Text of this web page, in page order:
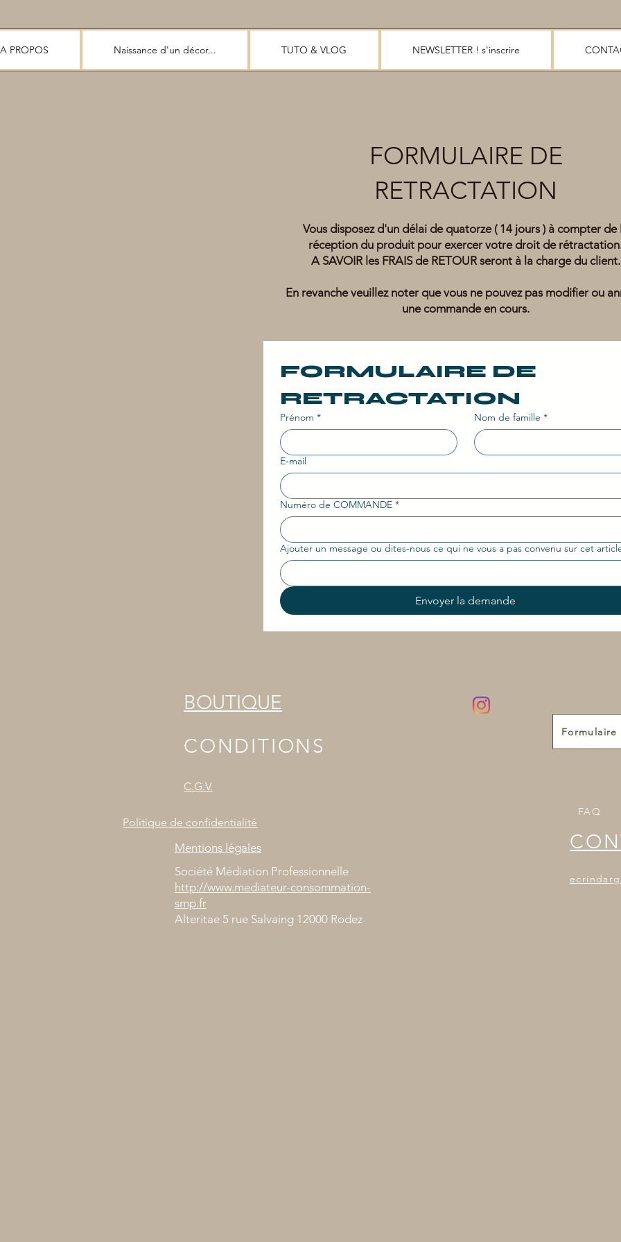
A PROPOS Naissance d'un décor... TUTO & VLOG NEWSLETTER ! s'inscrire
FORMULAIRE DE
RETRACTATION
Vous disposez d'un délai de quatorze ( 14 jours ) à compter de
réception du produit pour exercer votre droit de
A SAVOIR les FRAIS de RETOUR seront à la charge du client.
En revanche veuillez noter que vous ne pouvez pas modifier ou
une commande en cours.
FORMULAIRE DE
RETRACTATION
Prénom * Nom de famille *
E‑mail
Numéro de COMMANDE *
Ajouter un message ou dites-nous ce qui ne vous a pas convenu sur cet
Envoyer la demande
BOUTIQUE
CONDITIONS
Formulaire
Politique de confidentialité
C.G.V.
FAQ
Mentions légales
Société Médiation Professionnelle
http://www.mediateur-consommation-
smp.fr
Alteritae 5 rue Salvaing 12000 Rodez